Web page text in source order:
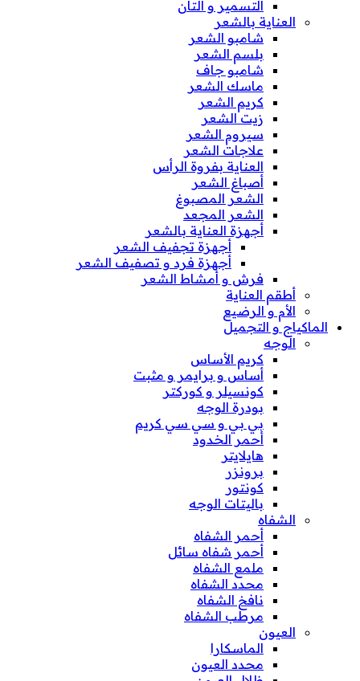
التسمير و التان
العناية بالشعر
شامبو الشعر
بلسم الشعر
شامبو جاف
ماسك الشعر
كريم الشعر
زيت الشعر
سيروم الشعر
علاجات الشعر
العناية بفروة الرأس
أصباغ الشعر
الشعر المصبوغ
الشعر المجعد
أجهزة العناية بالشعر
أجهزة تجفيف الشعر
أجهزة فرد و تصفيف الشعر
فرش و أمشاط الشعر
أطقم العناية
الأم و الرضيع
الماكياج و التجميل
الوجه
كريم الأساس
أساس و برايمر و مثبت
كونسيلر و كوركتر
بودرة الوجه
بي بي و سي سي كريم
أحمر الخدود
هايلايتر
برونزر
كونتور
باليتات الوجه
الشفاه
أحمر الشفاه
أحمر شفاه سائل
ملمع الشفاه
محدد الشفاه
نافخ الشفاه
مرطب الشفاه
العيون
الماسكارا
محدد العيون